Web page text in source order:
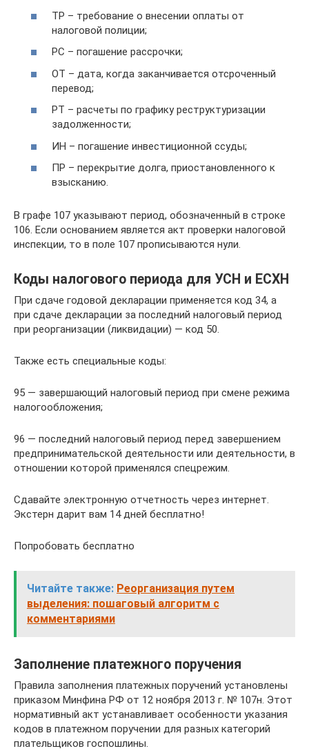
ТР – требование о внесении оплаты от
налоговой полиции;
РС – погашение рассрочки;
ОТ – дата, когда заканчивается отсроченный
перевод;
РТ – расчеты по графику реструктуризации
задолженности;
ИН – погашение инвестиционной ссуды;
ПР – перекрытие долга, приостановленного к
взысканию.
В графе 107 указывают период, обозначенный в строке
106. Если основанием является акт проверки налоговой
инспекции, то в поле 107 прописываются нули.
Коды налогового периода для УСН и ЕСХН
При сдаче годовой декларации применяется код 34, а
при сдаче декларации за последний налоговый период
при реорганизации (ликвидации) — код 50.
Также есть специальные коды:
95 — завершающий налоговый период при смене режима
налогообложения;
96 — последний налоговый период перед завершением
предпринимательской деятельности или деятельности, в
отношении которой применялся спецрежим.
Сдавайте электронную отчетность через интернет.
Экстерн дарит вам 14 дней бесплатно!
Попробовать бесплатно
Читайте также: Реорганизация путем
выделения: пошаговый алгоритм с
комментариями
Заполнение платежного поручения
Правила заполнения платежных поручений установлены
приказом Минфина РФ от 12 ноября 2013 г. № 107н. Этот
нормативный акт устанавливает особенности указания
кодов в платежном поручении для разных категорий
плательщиков госпошлины.